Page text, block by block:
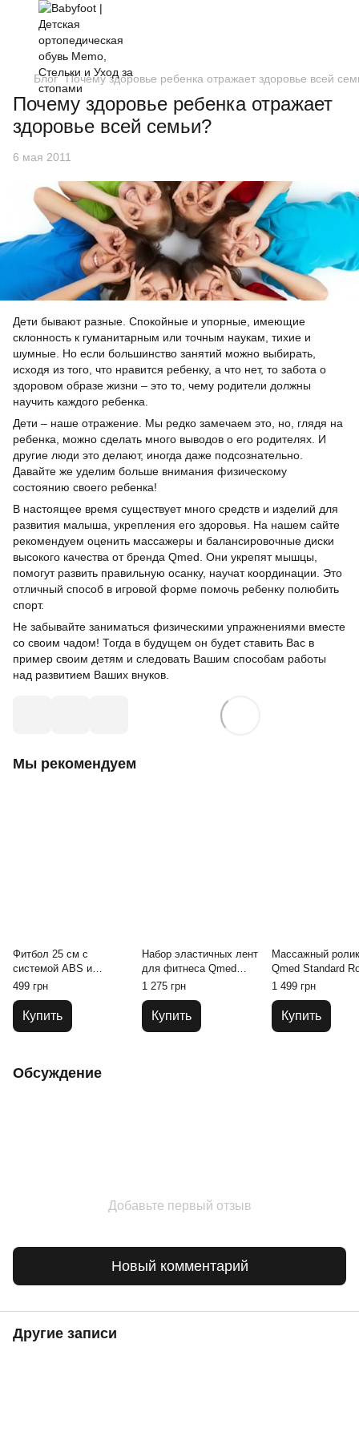
Блог Почему здоровье ребенка отражает здоровье всей
Почему здоровье ребенка отражает
здоровье всей семьи?
6 мая 2011
Дети бывают разные. Спокойные и упорные, имеющие
склонность к гуманитарным или точным наукам, тихие и
шумные. Но если большинство занятий можно выбирать,
исходя из того, что нравится ребенку, а что нет, то забота о
здоровом образе жизни – это то, чему родители должны
научить каждого ребенка.
Дети – наше отражение. Мы редко замечаем это, но, глядя на
ребенка, можно сделать много выводов о его родителях. И
другие люди это делают, иногда даже подсознательно.
Давайте же уделим больше внимания физическому
состоянию своего ребенка!
В настоящее время существует много средств и изделий для
развития малыша, укрепления его здоровья. На нашем сайте
рекомендуем оценить массажеры и балансировочные диски
высокого качества от бренда Qmed. Они укрепят мышцы,
помогут развить правильную осанку, научат координации. Это
отличный способ в игровой форме помочь ребенку полюбить
спорт.
Не забывайте заниматься физическими упражнениями вместе
со своим чадом! Тогда в будущем он будет ставить Вас в
пример своим детям и следовать Вашим способам работы
над развитием Ваших внуков.
Мы рекомендуем
Фитбол 25 см с
системой ABS и
насосом Qmed ABS
Gym Ball
499 грн
Купить
Набор эластичных лент
для фитнеса Qmed
Resistance Loop Bands
Set
1 275 грн
Купить
Массажный ролик
Qmed Standard
1 499 грн
Купить
Обсуждение
Добавьте первый отзыв
Новый комментарий
Другие записи